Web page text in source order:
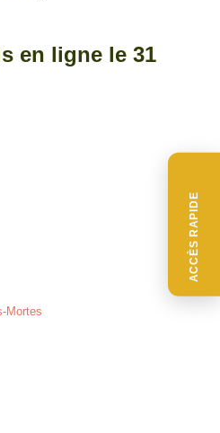
ACCÈS RAPIDE
en ligne le 31
Mortes